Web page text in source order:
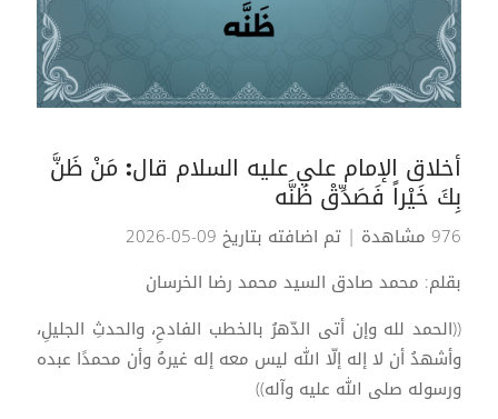
أخلاق الإمام علي عليه السلام قال: مَنْ ظَنَّ
بِكَ خَيْراً فَصَدِّقْ ظَنَّه
976 مشاهدة
| تم اضافته بتاريخ 09-05-2026
بقلم: محمد صادق السيد محمد رضا الخرسان
((الحمد لله وإن أتى الدّهرُ بالخطب الفادحِ، والحدثِ الجليلِ،
وأشهدُ أن لا إله إلّا الله ليس معه إله غيرهُ وأن محمدًا عبده
ورسوله صلى الله عليه وآله))